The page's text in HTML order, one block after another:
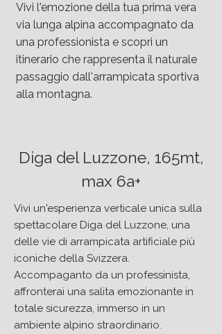
Vivi l'emozione della tua prima vera
via lunga alpina accompagnato da
una professionista e scopri un
itinerario che rappresenta il naturale
passaggio dall'arrampicata sportiva
alla montagna.
Diga del Luzzone, 165mt,
max 6a+
Vivi un'esperienza verticale unica sulla
spettacolare Diga del Luzzone, una
delle vie di arrampicata artificiale più
iconiche della Svizzera.
Accompaganto da un professinista,
affronterai una salita emozionante in
totale sicurezza, immerso in un
ambiente alpino straordinario.